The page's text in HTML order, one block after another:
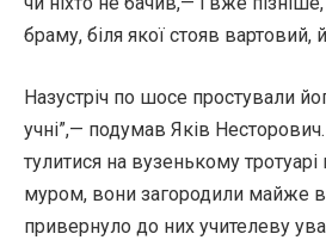
браму, біля якої стояв вартовий,
Назустріч по шосе простували
учні”,— подумав Яків
тулитися на вузенькому
муром, вони загородили майже
привернуло до них учителеву